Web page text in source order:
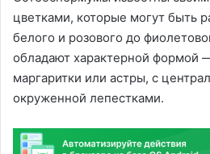
цветками, которые могут быть
белого и розового до
обладают характерной формой
маргаритки или астры, с
окруженной лепестками.